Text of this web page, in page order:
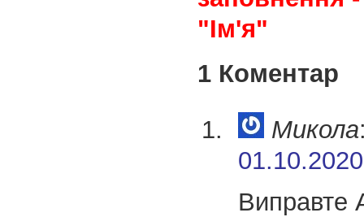
"Ім'я"
1 Коментар
Микола
Виправте